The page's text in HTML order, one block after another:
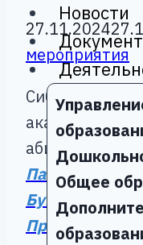
Новости
Общее
27.11.2024
мероприятия
Сибирская
академия ГПС
абитуриентов
Памятка
Буклет
Презентация